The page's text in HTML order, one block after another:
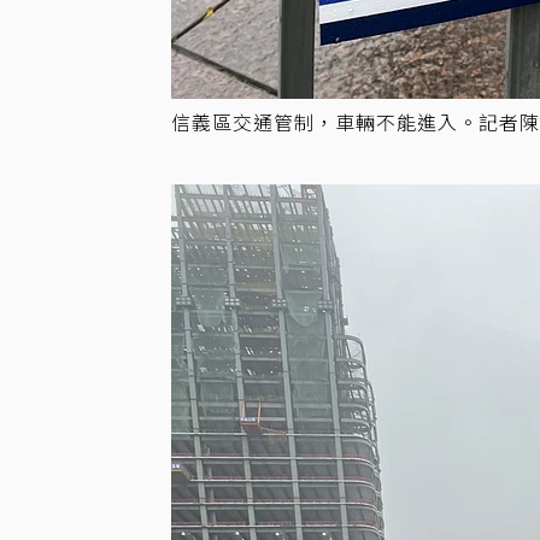
信義區交通管制，車輛不能進入。記者